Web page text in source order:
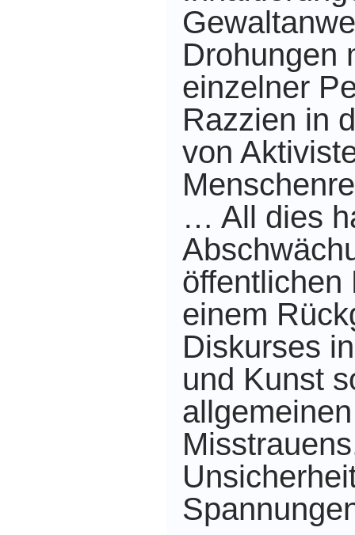
Drohungen
einzelner
Razzien in
von
… All dies
öffentlichen
einem
Diskurses
und Kunst